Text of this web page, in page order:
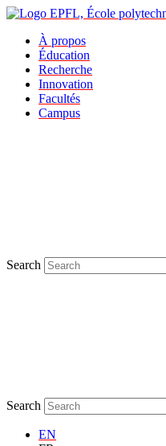
À propos
Éducation
Recherche
Innovation
Facultés
Campus
Search
Search
EN